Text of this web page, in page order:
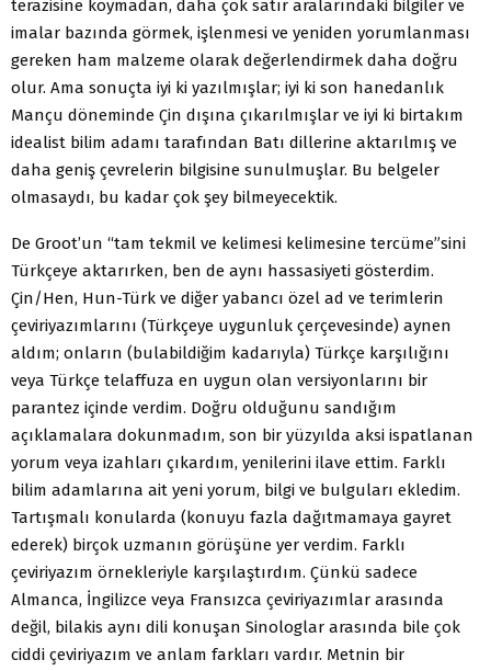
terazisine koymadan, daha çok satır aralarındaki bilgiler ve
imalar bazında görmek, işlenmesi ve yeniden yorumlanması
gereken ham malzeme olarak değerlendirmek daha doğru
olur. Ama sonuçta iyi ki yazılmışlar; iyi ki son hanedanlık
Mançu döneminde Çin dışına çıkarılmışlar ve iyi ki birtakım
idealist bilim adamı tarafından Batı dillerine aktarılmış ve
daha geniş çevrelerin bilgisine sunulmuşlar. Bu belgeler
olmasaydı, bu kadar çok şey bilmeyecektik.
De Groot’un “tam tekmil ve kelimesi kelimesine tercüme”sini
Türkçeye aktarırken, ben de aynı hassasiyeti gösterdim.
Çin/Hen, Hun-Türk ve diğer yabancı özel ad ve terimlerin
çeviriyazımlarını (Türkçeye uygunluk çerçevesinde) aynen
aldım; onların (bulabildiğim kadarıyla) Türkçe karşılığını
veya Türkçe telaffuza en uygun olan versiyonlarını bir
parantez içinde verdim. Doğru olduğunu sandığım
açıklamalara dokunmadım, son bir yüzyılda aksi ispatlanan
yorum veya izahları çıkardım, yenilerini ilave ettim. Farklı
bilim adamlarına ait yeni yorum, bilgi ve bulguları ekledim.
Tartışmalı konularda (konuyu fazla dağıtmamaya gayret
ederek) birçok uzmanın görüşüne yer verdim. Farklı
çeviriyazım örnekleriyle karşılaştırdım. Çünkü sadece
Almanca, İngilizce veya Fransızca çeviriyazımlar arasında
değil, bilakis aynı dili konuşan Sinologlar arasında bile çok
ciddi çeviriyazım ve anlam farkları vardır. Metnin bir